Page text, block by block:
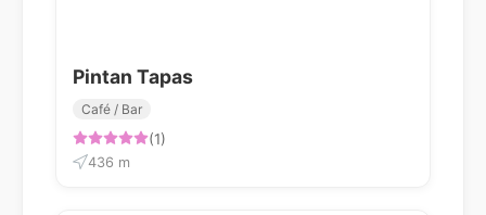
Pintan Tapas
Café / Bar
(1)
436 m